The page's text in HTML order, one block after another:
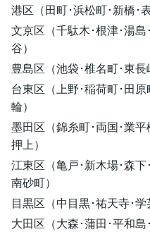
港区（田町･浜松町･新橋･
文京区（千駄木･根津･湯
谷）
豊島区（池袋･椎名町･東長
台東区（上野･稲荷町･田
輪）
墨田区（錦糸町･両国･業
押上）
江東区（亀戸･新木場･森
南砂町）
目黒区（中目黒･祐天寺･学
大田区（大森･蒲田･平和島